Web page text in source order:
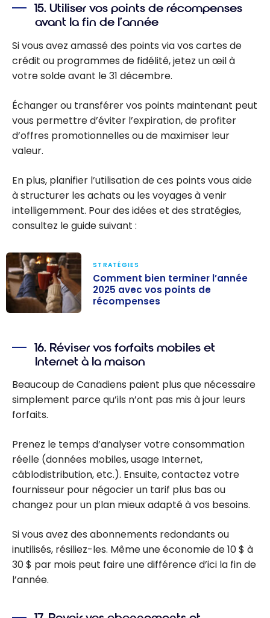
les rénovations
domiciliaires
avec les cartes
de crédit
15. Utiliser vos points de récompenses
avant la fin de l’année
Si vous avez amassé des points via vos cartes de
crédit ou programmes de fidélité, jetez un œil à
votre solde avant le 31 décembre.
Échanger ou transférer vos points maintenant peut
vous permettre d’éviter l’expiration, de profiter
d’offres promotionnelles ou de maximiser leur
valeur.
En plus, planifier l’utilisation de ces points vous aide
à structurer les achats ou les voyages à venir
intelligemment. Pour des idées et des stratégies,
consultez le guide suivant :
l’année 2025
avec vos points
de
récompenses
STRATÉGIES
Comment bien terminer l’année
2025 avec vos points de
récompenses
16. Réviser vos forfaits mobiles et
Internet à la maison
Beaucoup de Canadiens paient plus que nécessaire
simplement parce qu’ils n’ont pas mis à jour leurs
forfaits.
Prenez le temps d’analyser votre consommation
réelle (données mobiles, usage Internet,
câblodistribution, etc.). Ensuite, contactez votre
fournisseur pour négocier un tarif plus bas ou
changez pour un plan mieux adapté à vos besoins.
Si vous avez des abonnements redondants ou
inutilisés, résiliez-les. Même une économie de 10 $ à
30 $ par mois peut faire une différence d’ici la fin de
l’année.